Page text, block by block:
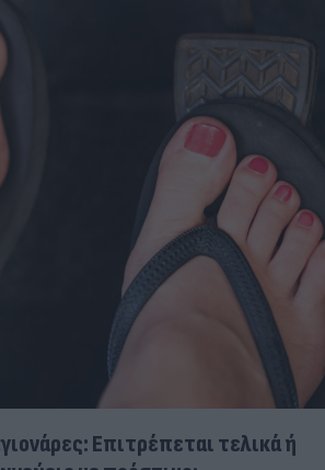
Επιτρέπεται τελικά ή